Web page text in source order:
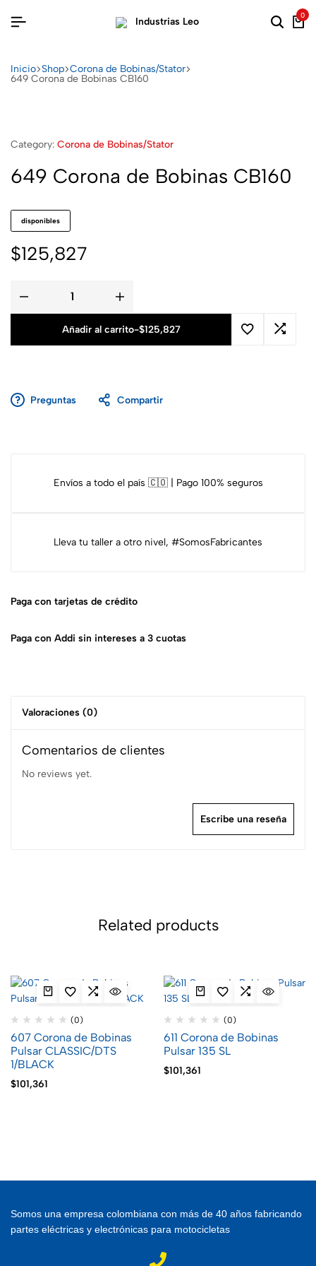
0
Inicio Shop Corona de Bobinas/Stator
649 Corona de Bobinas CB160
Category: Corona de Bobinas/Stator
649 Corona de Bobinas CB160
disponibles
$125,827
Añadir al carrito-$125,827
Preguntas Compartir
Envíos a todo el país 🇨🇴 | Pago 100% seguros
Lleva tu taller a otro nivel, #SomosFabricantes
Paga con tarjetas de crédito
Paga con Addi sin intereses a 3 cuotas
Valoraciones (0)
Comentarios de clientes
No reviews yet.
Escribe una reseña
Related products
(0)
607 Corona de Bobinas
Pulsar CLASSIC/DTS
1/BLACK
$101,361
(0)
611 Corona de Bobinas
Pulsar 135 SL
$101,361
Somos una empresa colombiana con más de 40 años fabricando
partes eléctricas y electrónicas para motocicletas